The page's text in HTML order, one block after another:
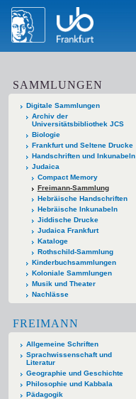
SAMMLUNGEN
Digitale Sammlungen
Archiv der
Universitätsbibliothek JCS
Biologie
Frankfurt und Seltene Drucke
Handschriften und Inkunabeln
Judaica
Compact Memory
Freimann-Sammlung
Hebräische Handschriften
Hebräische Inkunabeln
Jiddische Drucke
Judaica Frankfurt
Kataloge
Rothschild-Sammlung
Kinderbuchsammlungen
Koloniale Sammlungen
Musik und Theater
Nachlässe
FREIMANN
Allgemeine Schriften
Sprachwissenschaft und
Literatur
Geographie und Geschichte
Philosophie und Kabbala
Pädagogik